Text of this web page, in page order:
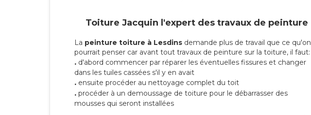
Toiture Jacquin l'expert des travaux de peinture
La peinture toiture à Lesdins demande plus de travail que ce qu'on
pourrait penser car avant tout travaux de peinture sur la toiture, il faut:
. d'abord commencer par réparer les éventuelles fissures et changer
dans les tuiles cassées s'il y en avait
. ensuite procéder au nettoyage complet du toit
. procéder à un demoussage de toiture pour le débarrasser des
mousses qui seront installées